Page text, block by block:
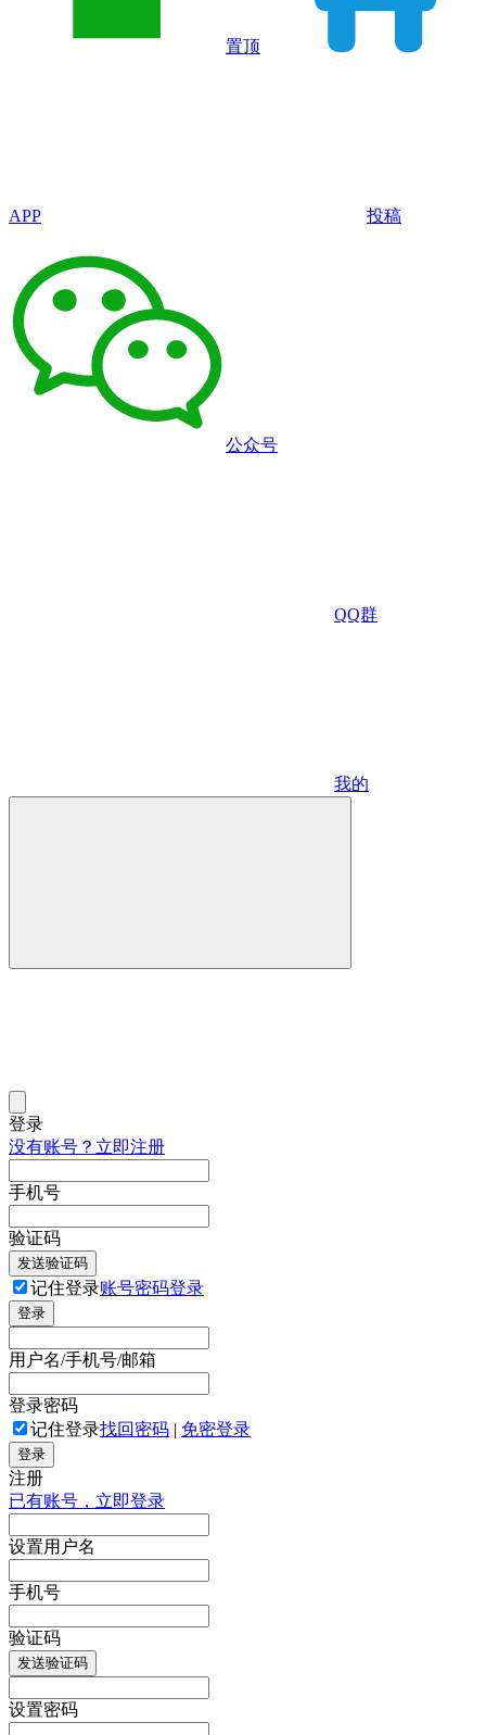
置顶
APP 投稿
公众号
QQ群
我的
登录
没有账号？立即注册
手机号
验证码
发送验证码
记住登录账号密码登录
登录
用户名/手机号/邮箱
登录密码
记住登录找回密码 | 免密登录
登录
注册
已有账号，立即登录
设置用户名
手机号
验证码
发送验证码
设置密码